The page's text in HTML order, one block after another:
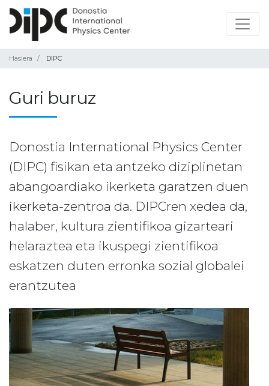
Hasiera DIPC
Guri buruz
Donostia International Physics Center
(DIPC) fisikan eta antzeko diziplinetan
abangoardiako ikerketa garatzen duen
ikerketa-zentroa da. DIPCren xedea da,
halaber, kultura zientifikoa gizarteari
helaraztea eta ikuspegi zientifikoa
eskatzen duten erronka sozial globalei
erantzutea